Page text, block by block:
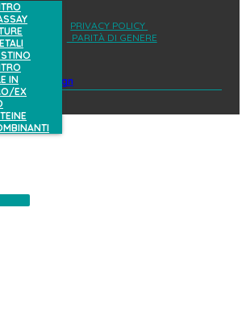
IN
EX
PRIVACY POLICY
POLICY
PARITÀ DI GENERE
design